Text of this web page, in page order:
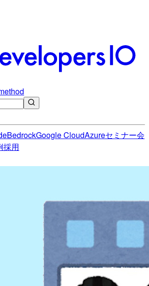
BedrockGoogle CloudAzureセミナー会
採用